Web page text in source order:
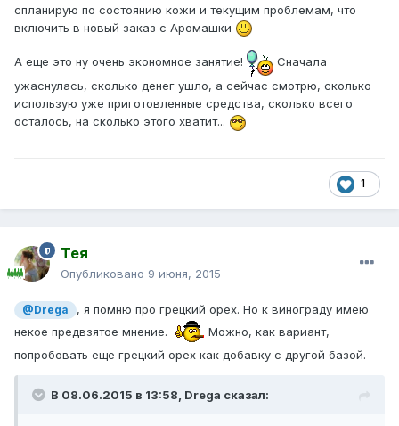
спланирую по состоянию кожи и текущим проблемам, что
включить в новый заказ с Аромашки
А еще это ну очень экономное занятие!
Сначала
ужаснулась, сколько денег ушло, а сейчас смотрю, сколько
использую уже приготовленные средства, сколько всего
осталось, на сколько этого хватит...
1
Тея
Опубликовано 9 июня, 2015
@Drega
, я помню про грецкий орех. Но к винограду имею
некое предвзятое мнение.
Можно, как вариант,
попробовать еще грецкий орех как добавку с другой базой.
В 08.06.2015 в 13:58, Drega сказал: